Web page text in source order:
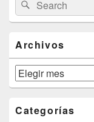
Sidebar
Widget
Area
for:
Archivos
Archivos
Categorías